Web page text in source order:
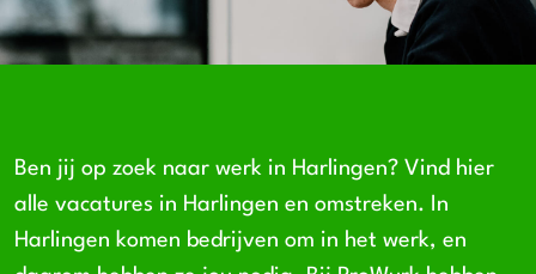
Ben jij op zoek naar werk in Harlingen? Vind hier
alle vacatures in Harlingen en omstreken. In
Harlingen komen bedrijven om in het werk, en